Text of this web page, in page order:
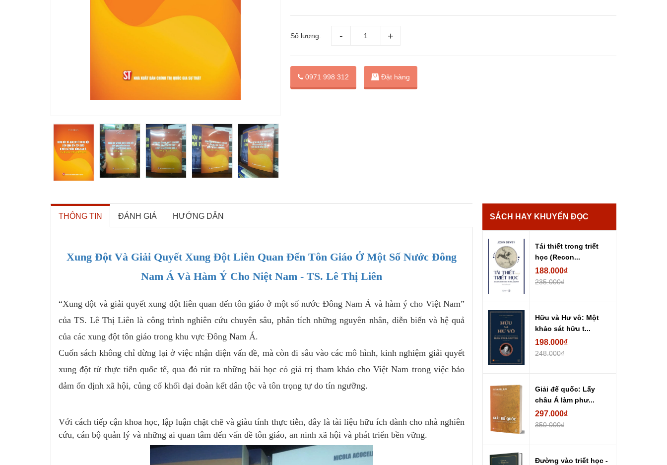
Số lượng:
0971 998 312 Đặt hàng
THÔNG TIN ĐÁNH GIÁ HƯỚNG DẪN
Xung Đột Và Giải Quyết Xung Đột Liên Quan Đến Tôn Giáo Ở Một Số Nước Đông
Nam Á Và Hàm Ý Cho Niệt Nam - TS. Lê Thị Liên
“Xung đột và giải quyết xung đột liên quan đến tôn giáo ở một số nước Đông Nam Á và hàm ý cho Việt Nam”
của TS. Lê Thị Liên là công trình nghiên cứu chuyên sâu, phân tích những nguyên nhân, diễn biến và hệ quả
của các xung đột tôn giáo trong khu vực Đông Nam Á.
Cuốn sách không chỉ dừng lại ở việc nhận diện vấn đề, mà còn đi sâu vào các mô hình, kinh nghiệm giải quyết
xung đột từ thực tiễn quốc tế, qua đó rút ra những bài học có giá trị tham khảo cho Việt Nam trong việc bảo
đảm ổn định xã hội, củng cố khối đại đoàn kết dân tộc và tôn trọng tự do tín ngưỡng.
Với cách tiếp cận khoa học, lập luận chặt chẽ và giàu tính thực tiễn, đây là tài liệu hữu ích dành cho nhà nghiên
cứu, cán bộ quản lý và những ai quan tâm đến vấn đề tôn giáo, an ninh xã hội và phát triển bền vững.
SÁCH HAY KHUYẾN ĐỌC
Tái thiết trong triết
học (Recon...
188.000₫
235.000₫
Hữu và Hư vô: Một
khảo sát hữu t...
198.000₫
248.000₫
Giải đế quốc: Lấy
châu Á làm phư...
297.000₫
350.000₫
Đường vào triết học -